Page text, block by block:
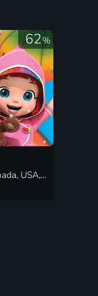
62%
2016-2017 | Jižní Korea, Kanada, USA, Čína | Animovaný, Dobrodružný, Fantasy, Komedie, Pohádka, Rodinný